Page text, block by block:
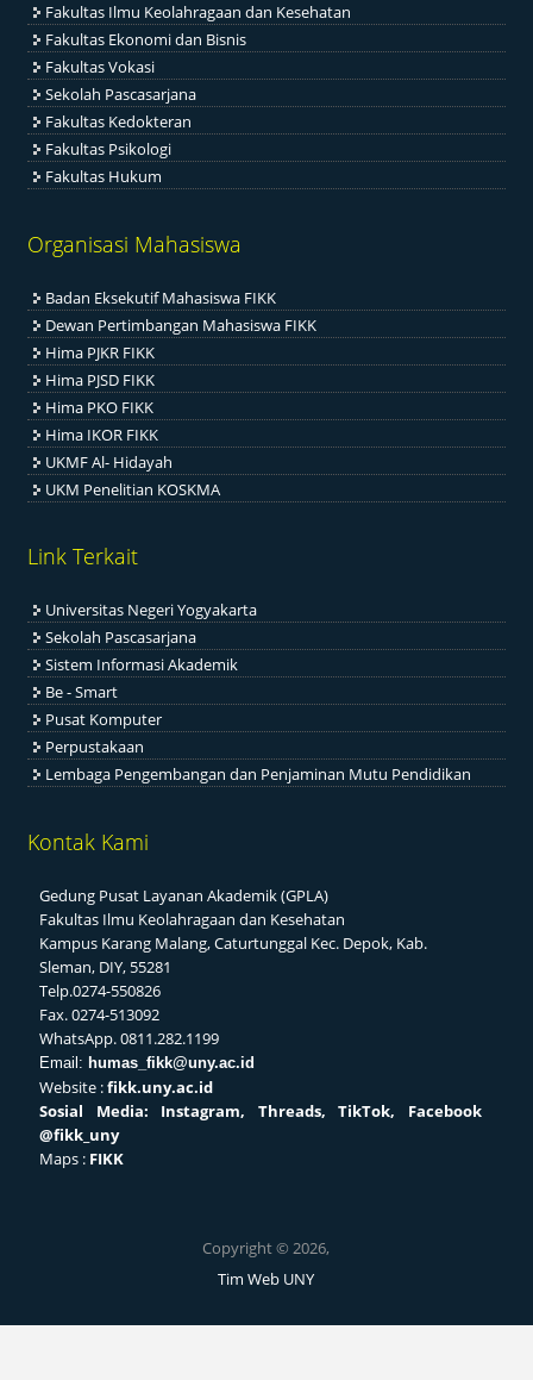
Fakultas Ilmu Keolahragaan dan Kesehatan
Fakultas Ekonomi dan Bisnis
Fakultas Vokasi
Sekolah Pascasarjana
Fakultas Kedokteran
Fakultas Psikologi
Fakultas Hukum
Organisasi Mahasiswa
Badan Eksekutif Mahasiswa FIKK
Dewan Pertimbangan Mahasiswa FIKK
Hima PJKR FIKK
Hima PJSD FIKK
Hima PKO FIKK
Hima IKOR FIKK
UKMF Al- Hidayah
UKM Penelitian KOSKMA
Link Terkait
Universitas Negeri Yogyakarta
Sekolah Pascasarjana
Sistem Informasi Akademik
Be - Smart
Pusat Komputer
Perpustakaan
Lembaga Pengembangan dan Penjaminan Mutu Pendidikan
Kontak Kami
Gedung Pusat Layanan Akademik (GPLA)
Fakultas Ilmu Keolahragaan dan Kesehatan
Kampus Karang Malang, Caturtunggal Kec. Depok, Kab.
Sleman, DIY, 55281
Telp.0274-550826
Fax. 0274-513092
WhatsApp. 0811.282.1199
Email: humas_fikk@uny.ac.id
Website :fikk.uny.ac.id
Sosial
Media: Instagram, Threads, TikTok, Facebook
@fikk_uny
Maps : FIKK
Copyright © 2026,
Tim Web UNY